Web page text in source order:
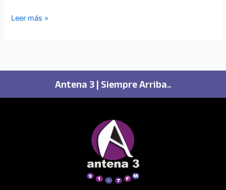
Leer más »
Antena 3 | Siempre Arriba..